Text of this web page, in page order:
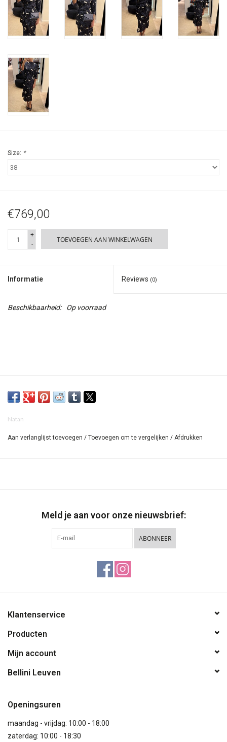
Size: *
€769,00
+
-
TOEVOEGEN AAN WINKELWAGEN
Informatie Reviews (0)
Beschikbaarheid: Op voorraad
Natan
Aan verlanglijst toevoegen / Toevoegen om te vergelijken / Afdrukken
Meld je aan voor onze nieuwsbrief:
ABONNEER
Klantenservice
Producten
Mijn account
Bellini Leuven
Openingsuren
maandag - vrijdag: 10:00 - 18:00
zaterdag: 10:00 - 18:30